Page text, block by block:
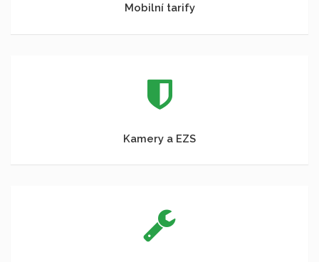
Mobilní tarify
Kamery a EZS